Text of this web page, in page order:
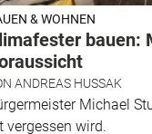
& WOHNEN
bauen:
ANDREAS HUSSAK
Michael
vergessen wird.